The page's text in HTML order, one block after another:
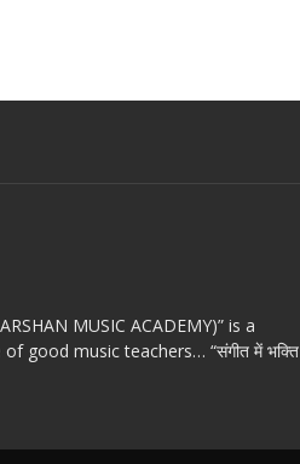
MUSIC ACADEMY)” is a
good music teachers… “संगीत में भक्ति